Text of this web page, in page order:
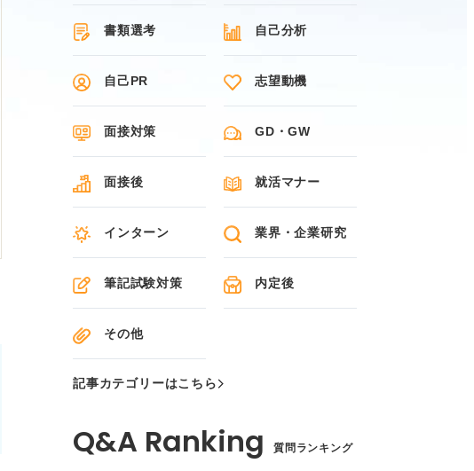
書類選考 自己分析
自己PR 志望動機
面接対策 GD・GW
面接後 就活マナー
インターン 業界・企業研究
筆記試験対策 内定後
その他
記事カテゴリーはこちら
質問ランキング